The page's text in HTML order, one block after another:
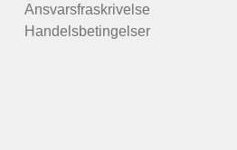
Ansvarsfraskrivelse
Handelsbetingelser